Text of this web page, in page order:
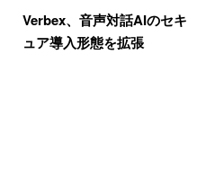
Verbex、音声対話AIのセキ
ュア導入形態を拡張